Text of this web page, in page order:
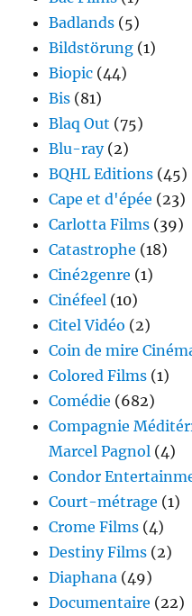
Badlands (5)
Bildstörung (1)
Biopic (44)
Bis (81)
Blaq Out (75)
Blu-ray(2)
BQHL Editions (45)
Cape et d'épée (23)
Carlotta Films (39)
Catastrophe (18)
Ciné2genre (1)
Cinéfeel (10)
Citel Vidéo (2)
Coin de mire
Colored Films (1)
Comédie (682)
Compagnie
Marcel Pagnol (4)
Condor
Court-métrage (1)
Crome Films (4)
Destiny Films (2)
Diaphana (49)
Documentaire (22)